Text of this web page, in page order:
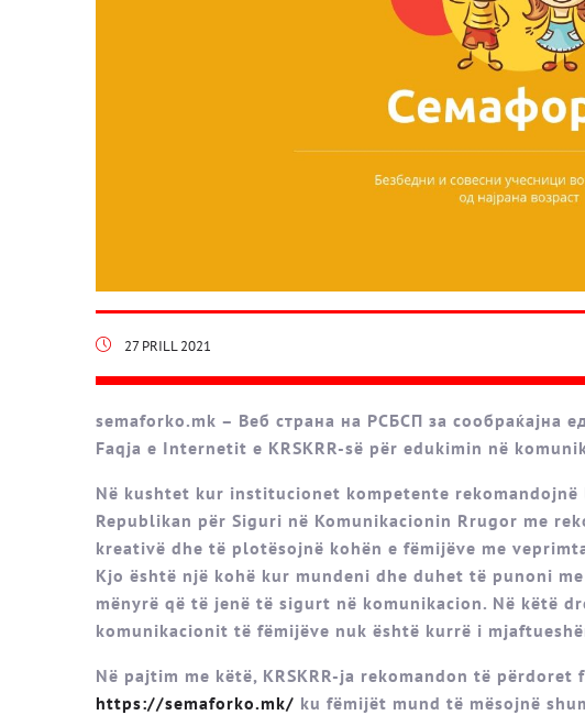
27 PRILL 2021
semaforko.mk – Веб страна на РСБСП за сообраќајна
Faqja e Internetit e KRSKRR-së për edukimin në
Në kushtet kur institucionet kompetente
Republikan për Siguri në Komunikacionin Rrugor me
kreativë dhe të plotësojnë kohën e fëmijëve me
Kjo është një kohë kur mundeni dhe duhet të punoni
mënyrë që të jenë të sigurt në komunikacion. Në këtë
komunikacionit të fëmijëve nuk është kurrë i
Në pajtim me këtë, KRSKRR-ja rekomandon të
https://semaforko.mk/ ku fëmijët mund të mësojnë